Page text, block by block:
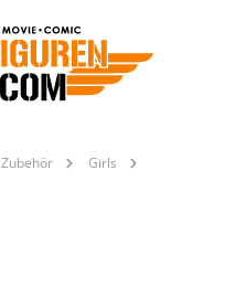
Zubehör
Girls